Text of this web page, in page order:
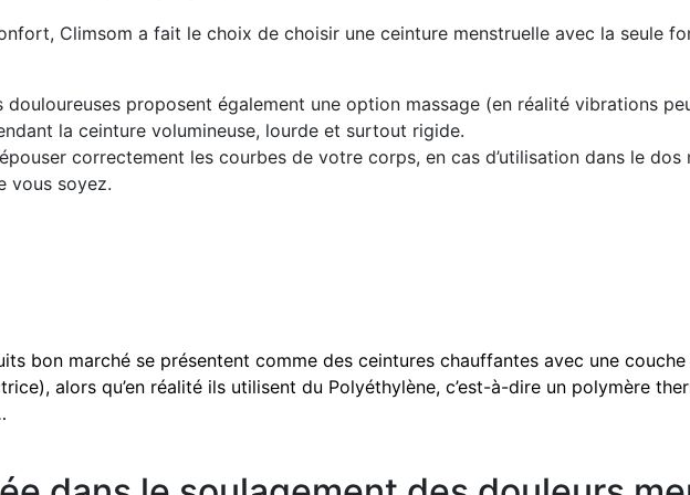
Climsom a fait le choix de choisir une ceinture menstruelle avec la seule
proposent également une option massage (en réalité vibrations
la ceinture volumineuse, lourde et surtout rigide.
correctement les courbes de votre corps, en cas d’utilisation dans le
vous soyez.
bon marché se présentent comme des ceintures chauffantes avec une
alors qu’en réalité ils utilisent du Polyéthylène, c’est-à-dire un polymère